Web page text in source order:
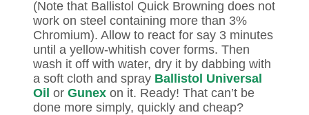
(Note that Ballistol Quick Browning does not
work on steel containing more than 3%
Chromium). Allow to react for say 3 minutes
until a yellow-whitish cover forms. Then
wash it off with water, dry it by dabbing with
a soft cloth and spray Ballistol Universal
Oil or Gunex on it. Ready! That can’t be
done more simply, quickly and cheap?